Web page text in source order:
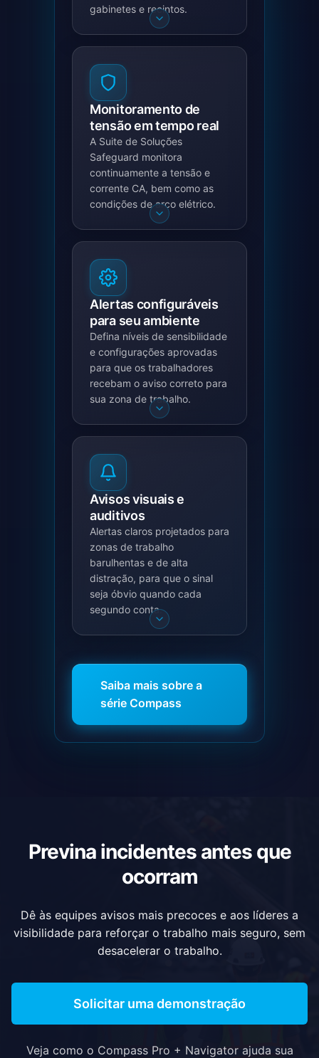
gabinetes e recintos.
Monitoramento de
tensão em tempo real
A Suite de Soluções
Safeguard monitora
continuamente a tensão e
corrente CA, bem como as
condições de arco elétrico.
Alertas configuráveis
para seu ambiente
Defina níveis de sensibilidade
e configurações aprovadas
para que os trabalhadores
recebam o aviso correto para
sua zona de trabalho.
Avisos visuais e
auditivos
Alertas claros projetados para
zonas de trabalho
barulhentas e de alta
distração, para que o sinal
seja óbvio quando cada
segundo conta.
Saiba mais sobre a
série Compass
Previna incidentes antes que
ocorram
Dê às equipes avisos mais precoces e aos líderes a
visibilidade para reforçar o trabalho mais seguro, sem
desacelerar o trabalho.
Solicitar uma demonstração
Veja como o Compass Pro + Navigator ajuda sua